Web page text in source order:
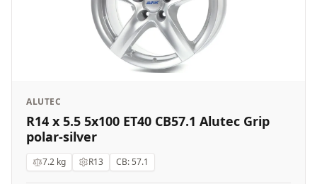
ALUTEC
R14 x 5.5 5x100 ET40 CB57.1 Alutec Grip
polar-silver
7.2 kg R13 CB:57.1